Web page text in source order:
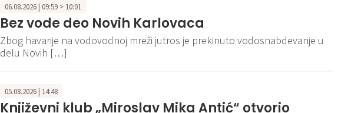
06.08.2026 | 09:59 > 10:01
Bez vode deo Novih Karlovaca
Zbog havarije na vodovodnoj mreži jutros je prekinuto vodosnabdevanje u
delu Novih […]
05.08.2026 | 14:48
Književni klub „Miroslav Mika Antić“ otvorio